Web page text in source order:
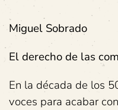
Miguel Sobrado
El derecho de las
En la década de los
voces para acabar